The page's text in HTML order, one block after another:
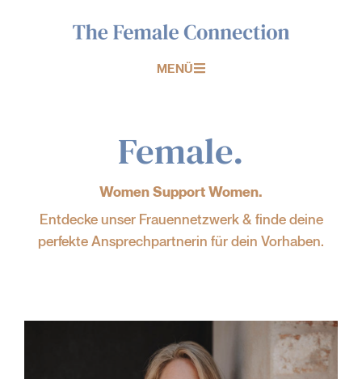
MENÜ
Female.
Women Support Women.
Entdecke unser Frauennetzwerk & finde deine
perfekte Ansprechpartnerin für dein Vorhaben.